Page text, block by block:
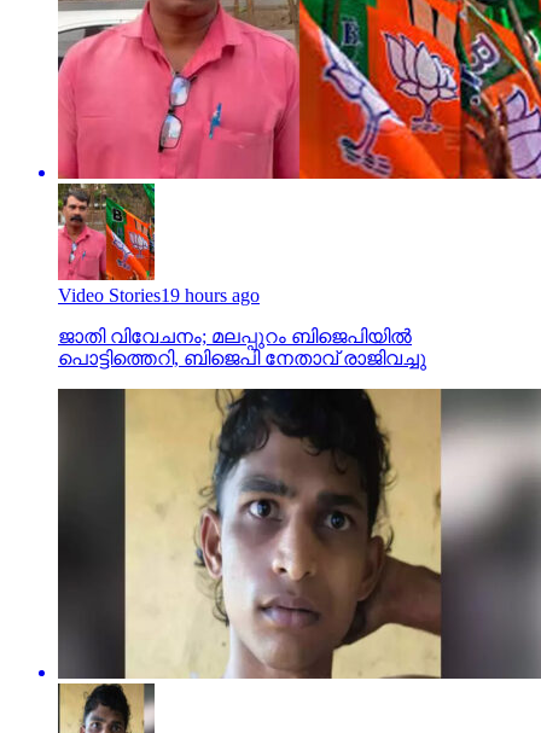
Video Stories19 hours ago
ജാതി വിവേചനം; മലപ്പുറം ബിജെപിയില്‍
പൊട്ടിത്തെറി, ബിജെപി നേതാവ് രാജിവച്ചു